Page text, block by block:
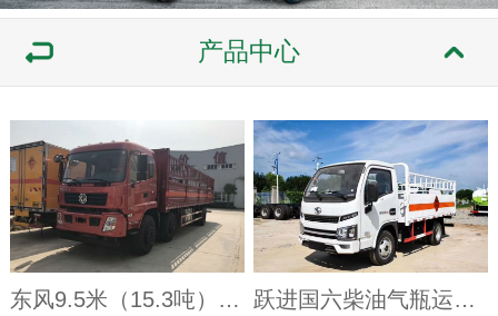
产品中心
东风9.5米（15.3吨）气瓶车 跃进国六柴油气瓶运输车